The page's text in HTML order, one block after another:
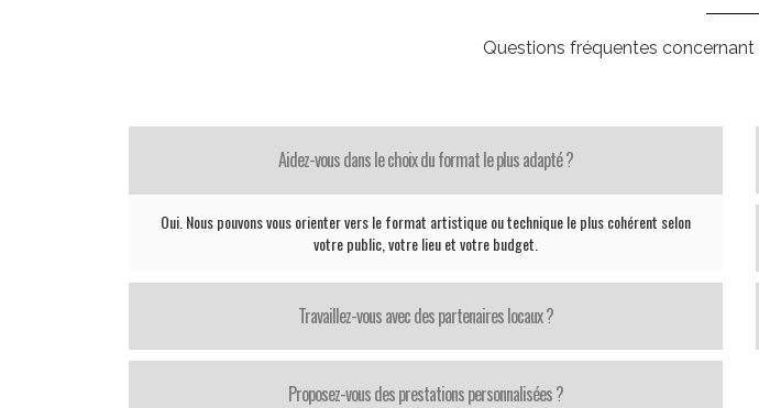
Questions fréquentes concernant
Aidez-vous dans le choix du format le plus adapté ?
Oui. Nous pouvons vous orienter vers le format artistique ou technique le plus cohérent selon
votre public, votre lieu et votre budget.
Travaillez-vous avec des partenaires locaux ?
Proposez-vous des prestations personnalisées ?